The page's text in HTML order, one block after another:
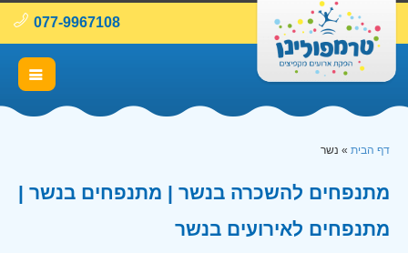
077-9967108
דף הבית » נשר
מתנפחים להשכרה בנשר | מתנפחים בנשר |
מתנפחים לאירועים בנשר